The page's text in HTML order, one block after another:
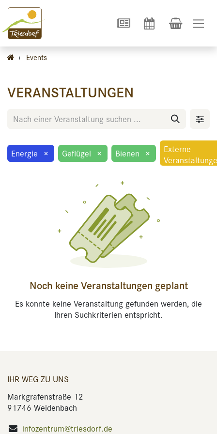
› Events
VERANSTALTUNGEN
Energie × Geflügel × Bienen ×
Externe
Noch keine Veranstaltungen geplant
Es konnte keine Veranstaltung gefunden werden, die
Ihren Suchkriterien entspricht.
IHR WEG ZU UNS
Markgrafenstraße 12
91746 Weidenbach
infozentrum@triesdorf.de